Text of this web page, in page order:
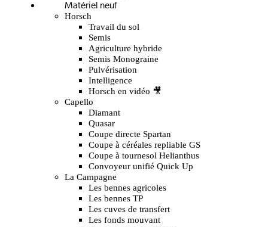
Matériel neuf
Horsch
Travail du sol
Semis
Agriculture hybride
Semis Monograine
Pulvérisation
Intelligence
Horsch en vidéo 🎥
Capello
Diamant
Quasar
Coupe directe Spartan
Coupe à céréales repliable GS
Coupe à tournesol Helianthus
Convoyeur unifié Quick Up
La Campagne
Les bennes agricoles
Les bennes TP
Les cuves de transfert
Les fonds mouvant